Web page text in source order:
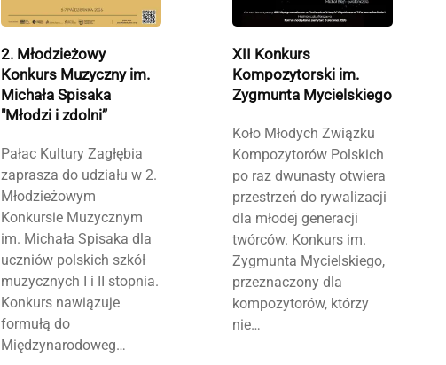
2. Młodzieżowy
Konkurs Muzyczny im.
Michała Spisaka
"Młodzi i zdolni”
Pałac Kultury Zagłębia
zaprasza do udziału w 2.
Młodzieżowym
Konkursie Muzycznym
im. Michała Spisaka dla
uczniów polskich szkół
muzycznych I i II stopnia.
Konkurs nawiązuje
formułą do
Międzynarodoweg…
XII Konkurs
Kompozytorski im.
Zygmunta Mycielskiego
Koło Młodych Związku
Kompozytorów Polskich
po raz dwunasty otwiera
przestrzeń do rywalizacji
dla młodej generacji
twórców. Konkurs im.
Zygmunta Mycielskiego,
przeznaczony dla
kompozytorów, którzy
nie…